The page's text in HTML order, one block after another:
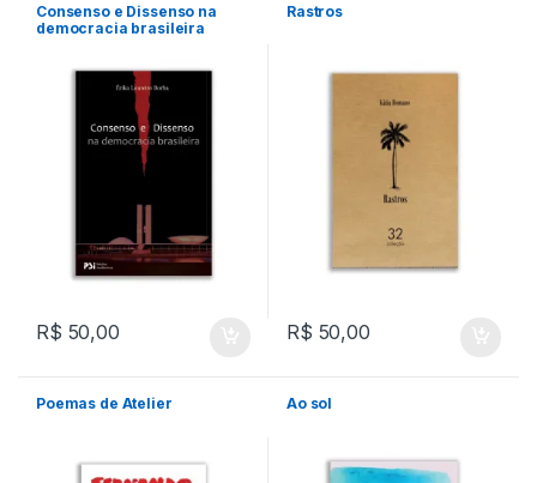
Consenso e Dissenso na
democracia brasileira
R$ 50,00
Rastros
R$ 50,00
Poemas de Atelier Ao sol